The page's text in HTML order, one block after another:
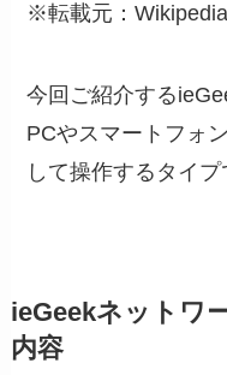
※転載元：
今回ご紹介する
PCやスマートフォ
して操作するタイプ
ieGeekネットワ
内容